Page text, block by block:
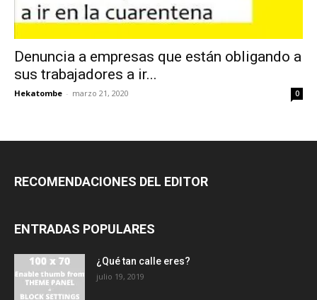
Denuncia a empresas que están obligando a
sus trabajadores a ir...
Hekatombe - marzo 21, 2020 0
RECOMENDACIONES DEL EDITOR
ENTRADAS POPULARES
¿Qué tan calle eres?
julio 19, 2019